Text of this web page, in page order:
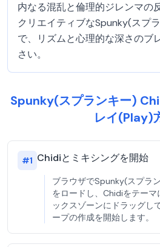
内なる混乱と倫理的ジレンマの
クリエイティブなSpunky(スプ
で、リズムと心理的な深さのブ
さい。
Spunky(スプランキー)
レイ(Play)
#1 Chidiとミキシングを開始
ブラウザでSpunky(スプラ
をロードし、Chidiをテーマ
ックスゾーンにドラッグし
ープの作成を開始します。